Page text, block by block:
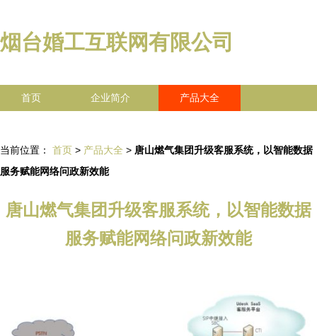
烟台婚工互联网有限公司
首页 企业简介 产品大全
当前位置： 首页 > 产品大全 > 唐山燃气集团升级客服系统，以智能数据
服务赋能网络问政新效能
唐山燃气集团升级客服系统，以智能数据
服务赋能网络问政新效能